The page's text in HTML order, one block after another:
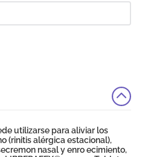
utilizarse para aliviar los
(rinitis alérgica estacional),
nasal y enro ecimiento,